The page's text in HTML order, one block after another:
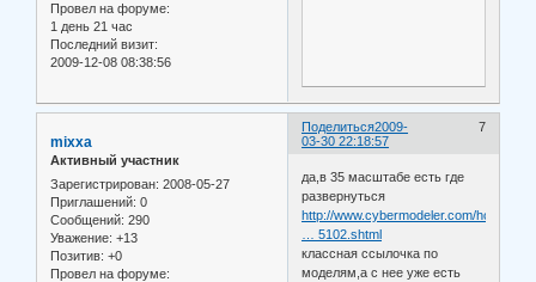
Провел на форуме:
1 день 21 час
Последний визит:
2009-12-08 08:38:56
Поделиться 7
2009-
03-30 22:18:57
mixxa
Активный участник
Зарегистрирован: 2008-05-27
Приглашений: 0
Сообщений: 290
Уважение: +13
Позитив: +0
Провел на форуме:
да,в 35 масштабе есть где
развернуться
http://www.cybermodeler.com/hobby/
… 5102.shtml
классная ссылочка по
моделям,а с нее уже есть